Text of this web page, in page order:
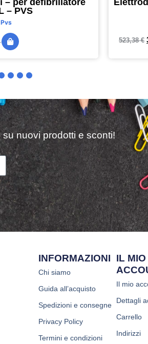
– per defibrillatore
– PVS
Pvs
523,38€
nuovi prodotti e sconti!
INFORMAZIONI
Chi siamo
Guida all’acquisto
Spedizioni e consegne
Privacy Policy
Termini e condizioni
IL MIO
Il mio
Dettagli
Carrello
Indirizzi